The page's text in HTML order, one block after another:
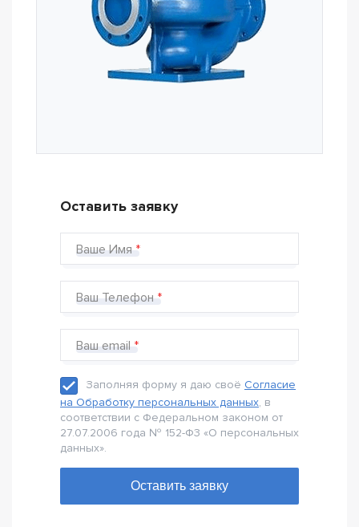
Оставить заявку
Ваше Имя
Ваш Телефон
Ваш email
Заполняя форму я даю своё Согласие
на Обработку персональных данных, в
соответствии с Федеральном законом от
27.07.2006 года № 152-Ф3 «О персональных
данных».